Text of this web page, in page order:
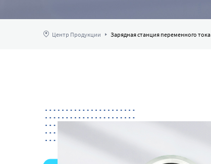
Центр Продукции Зарядная станция переменного тока